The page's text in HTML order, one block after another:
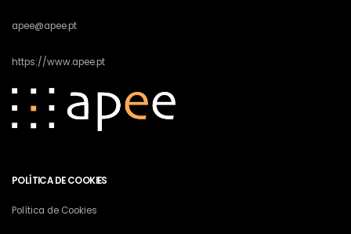
apee@apee.pt
https://www.apee.pt
POLÍTICA DE COOKIES
Política de Cookies